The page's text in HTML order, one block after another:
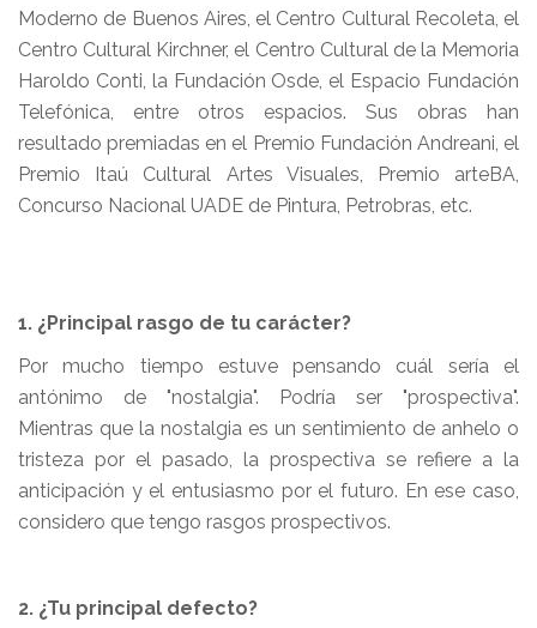
Moderno de Buenos Aires, el Centro Cultural Recoleta, el
Centro Cultural Kirchner, el Centro Cultural de la Memoria
Haroldo Conti, la Fundación Osde, el Espacio Fundación
Telefónica, entre otros espacios. Sus obras han
resultado premiadas en el Premio Fundación Andreani, el
Premio Itaú Cultural Artes Visuales, Premio arteBA,
Concurso Nacional UADE de Pintura, Petrobras, etc.
1. ¿Principal rasgo de tu carácter?
Por mucho tiempo estuve pensando cuál sería el
antónimo de "nostalgia". Podría ser "prospectiva".
Mientras que la nostalgia es un sentimiento de anhelo o
tristeza por el pasado, la prospectiva se refiere a la
anticipación y el entusiasmo por el futuro. En ese caso,
considero que tengo rasgos prospectivos.
2. ¿Tu principal defecto?